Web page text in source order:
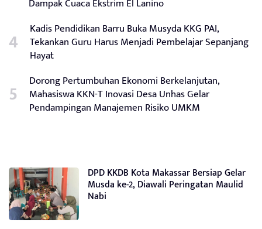
Dampak Cuaca Ekstrim El Lanino
Kadis Pendidikan Barru Buka Musyda KKG PAI,
Tekankan Guru Harus Menjadi Pembelajar Sepanjang
Hayat
Dorong Pertumbuhan Ekonomi Berkelanjutan,
Mahasiswa KKN-T Inovasi Desa Unhas Gelar
Pendampingan Manajemen Risiko UMKM
DPD KKDB Kota Makassar Bersiap Gelar
Musda ke-2, Diawali Peringatan Maulid
Nabi